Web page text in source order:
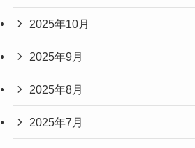
2025年10月
2025年9月
2025年8月
2025年7月